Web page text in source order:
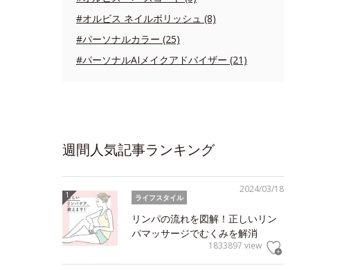
#オルビス ネイルポリッシュ (8)
#パーソナルカラー (25)
#パーソナルAIメイクアドバイザー (21)
週間人気記事ランキング
2024/03/18
ライフスタイル
リンパの流れを図解！正しいリン
パマッサージでむくみを解消
1833897 view